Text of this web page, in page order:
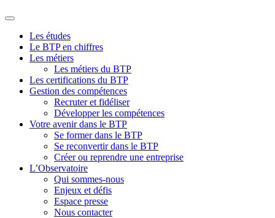
Les études
Le BTP en chiffres
Les métiers
Les métiers du BTP
Les certifications du BTP
Gestion des compétences
Recruter et fidéliser
Développer les compétences
Votre avenir dans le BTP
Se former dans le BTP
Se reconvertir dans le BTP
Créer ou reprendre une entreprise
L’Observatoire
Qui sommes-nous
Enjeux et défis
Espace presse
Nous contacter